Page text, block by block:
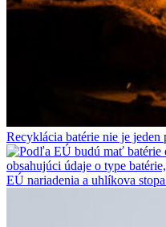
Recyklácia batérie nie je jeden
EÚ nariadenia a uhlíkova